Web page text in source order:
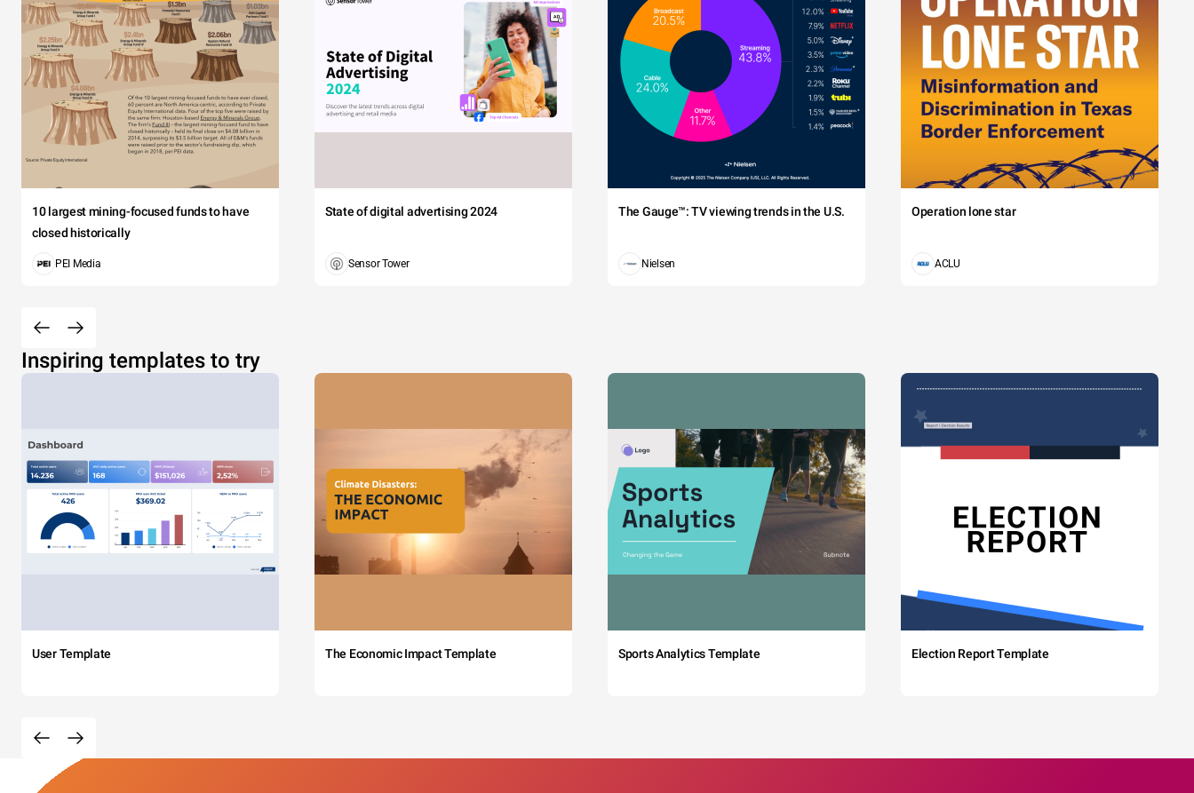
10 largest mining-focused funds to have
closed historically
PEI Media
State of digital advertising 2024
Sensor Tower
The Gauge™: TV viewing trends in the U.S.
Nielsen
Operation lone star
ACLU
Inspiring templates to try
User Template The Economic Impact Template Sports Analytics Template Election Report Template